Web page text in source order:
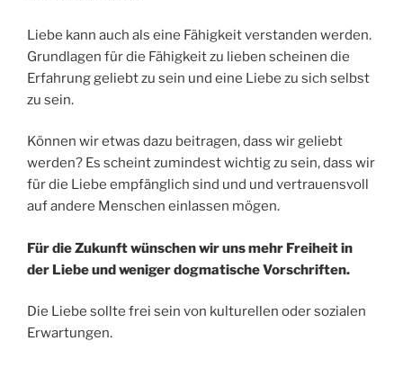
Liebe kann auch als eine Fähigkeit verstanden werden.
Grundlagen für die Fähigkeit zu lieben scheinen die
Erfahrung geliebt zu sein und eine Liebe zu sich selbst
zu sein.
Können wir etwas dazu beitragen, dass wir geliebt
werden? Es scheint zumindest wichtig zu sein, dass wir
für die Liebe empfänglich sind und und vertrauensvoll
auf andere Menschen einlassen mögen.
Für die Zukunft wünschen wir uns mehr Freiheit in
der Liebe und weniger dogmatische Vorschriften.
Die Liebe sollte frei sein von kulturellen oder sozialen
Erwartungen.